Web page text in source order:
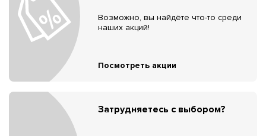
Возможно, вы найдёте что-то среди
наших акций!
Посмотреть акции
Затрудняетесь с выбором?